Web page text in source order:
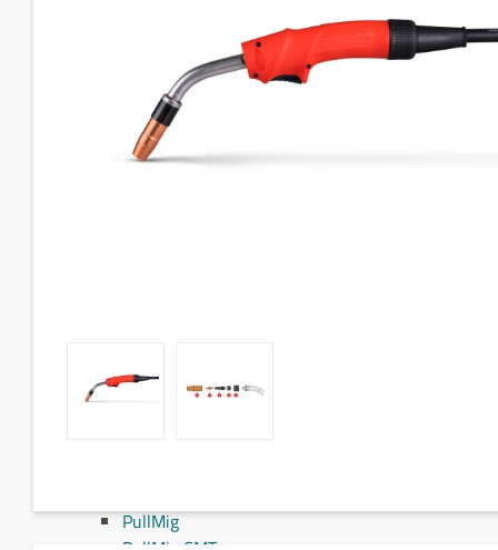
Binzel MIG/MAG svejseslanger
Fronius svejseslanger
Fronius MIG/MAG svejseslanger
Fronius TIG svejseslanger
Sliddele til svejseslanger
Sliddele Fronius
MTW 250i / MTB 250i W
PullMig